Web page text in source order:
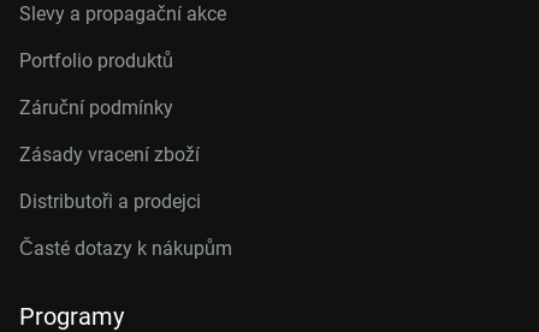
Slevy a propagační akce
Portfolio produktů
Záruční podmínky
Zásady vracení zboží
Distributoři a prodejci
Časté dotazy k nákupům
Programy